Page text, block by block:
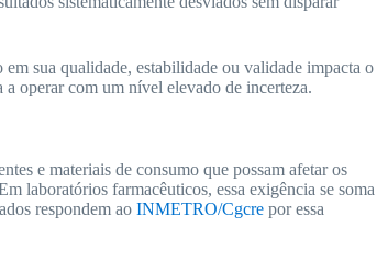
sua qualidade, estabilidade ou validade impacta o
operar com um nível elevado de incerteza.
e materiais de consumo que possam afetar os
laboratórios farmacêuticos, essa exigência se soma
respondem ao INMETRO/Cgcre por essa